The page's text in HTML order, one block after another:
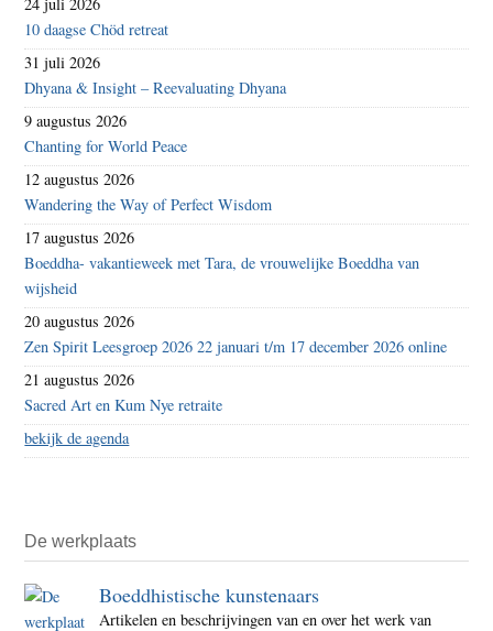
10 daagse Chöd retreat
31 juli 2026
Dhyana & Insight – Reevaluating Dhyana
9 augustus 2026
Chanting for World Peace
12 augustus 2026
Wandering the Way of Perfect Wisdom
17 augustus 2026
Boeddha- vakantieweek met Tara, de vrouwelijke Boeddha van
wijsheid
20 augustus 2026
Zen Spirit Leesgroep 2026 22 januari t/m 17 december 2026 online
21 augustus 2026
Sacred Art en Kum Nye retraite
bekijk de agenda
De werkplaats
Boeddhistische kunstenaars
Artikelen en beschrijvingen van en over het werk van